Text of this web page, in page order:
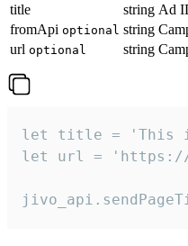
title
string Ad
fromApi optional string
url optional string
let title = 'This
let url = 'https://